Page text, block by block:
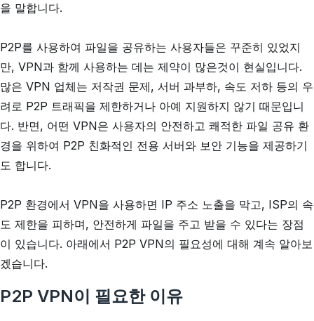
을 말합니다.
P2P를 사용하여 파일을 공유하는 사용자들은 꾸준히 있었지
만, VPN과 함께 사용하는 데는 제약이 많은것이 현실입니다.
많은 VPN 업체는 저작권 문제, 서버 과부하, 속도 저하 등의 우
려로 P2P 트래픽을 제한하거나 아예 지원하지 않기 때문입니
다. 반면, 어떤 VPN은 사용자의 안전하고 쾌적한 파일 공유 환
경을 위하여 P2P 친화적인 전용 서버와 보안 기능을 제공하기
도 합니다.
P2P 환경에서 VPN을 사용하면 IP 주소 노출을 막고, ISP의 속
도 제한을 피하며, 안전하게 파일을 주고 받을 수 있다는 장점
이 있습니다. 아래에서 P2P VPN의 필요성에 대해 계속 알아보
겠습니다.
P2P VPN이 필요한 이유